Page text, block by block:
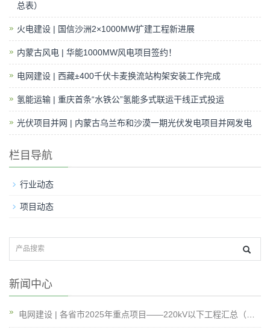
总表）
火电建设 | 国信沙洲2×1000MW扩建工程新进展
内蒙古风电 | 华能1000MW风电项目签约！
电网建设 | 西藏±400千伏卡麦换流站构架安装工作完成
氢能运输 | 重庆首条“水铁公”氢能多式联运干线正式投运
光伏项目并网 | 内蒙古乌兰布和沙漠一期光伏发电项目并网发电 ​
栏目导航
行业动态
项目动态
新闻中心